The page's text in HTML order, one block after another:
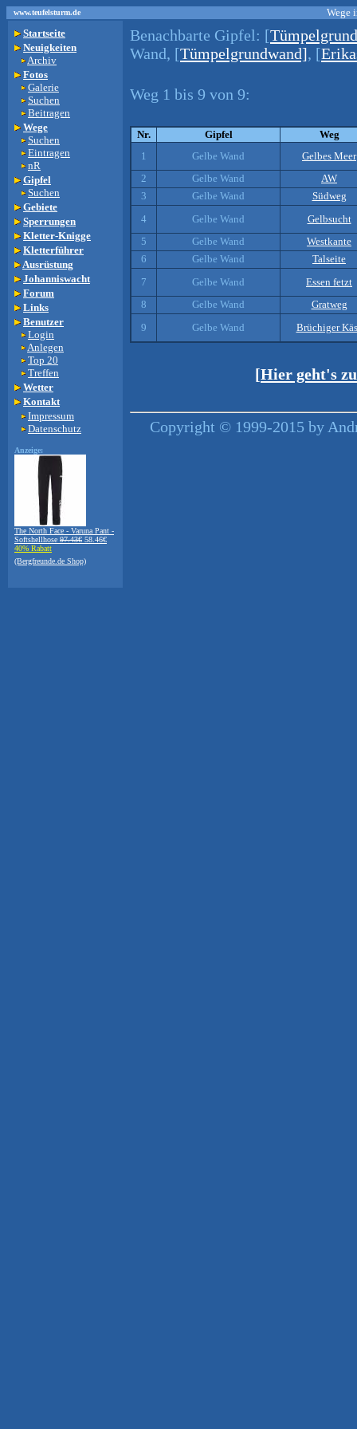
www.teufelsturm.de
Wege
Startseite
Neuigkeiten
Archiv
Fotos
Galerie
Suchen
Beitragen
Wege
Suchen
Eintragen
nR
Gipfel
Suchen
Gebiete
Sperrungen
Kletter-Knigge
Kletterführer
Ausrüstung
Johanniswacht
Forum
Links
Benutzer
Login
Anlegen
Top 20
Treffen
Wetter
Kontakt
Impressum
Datenschutz
Anzeige:
The North Face - Varuna Pant -
Softshellhose 97.43€ 58.46€
40% Rabatt
(Bergfreunde.de Shop)
Benachbarte Gipfel: [
Wand, [Tümpelgrundwand], [
Weg 1 bis 9 von 9:
Nr. Gipfel
Weg
1
Gelbe Wand
Gelbes Meer
2
Gelbe Wand
AW
3
Gelbe Wand
Südweg
4
Gelbe Wand
Gelbsucht
5
Gelbe Wand
Westkante
6
Gelbe Wand
Talseite
7
Gelbe Wand
Essen fetzt
8
Gelbe Wand
Gratweg
9
Gelbe Wand Brüchiger
[Hier geht's
Copyright © 1999-2015 by